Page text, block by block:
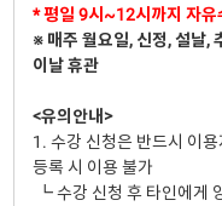
* 평일 9시~12시까지 자유
※ 매주 월요일, 신정, 설날,
이날 휴관
<유의안내>
1. 수강 신청은 반드시 이
등록 시 이용 불가
┗ 수강 신청 후 타인에게